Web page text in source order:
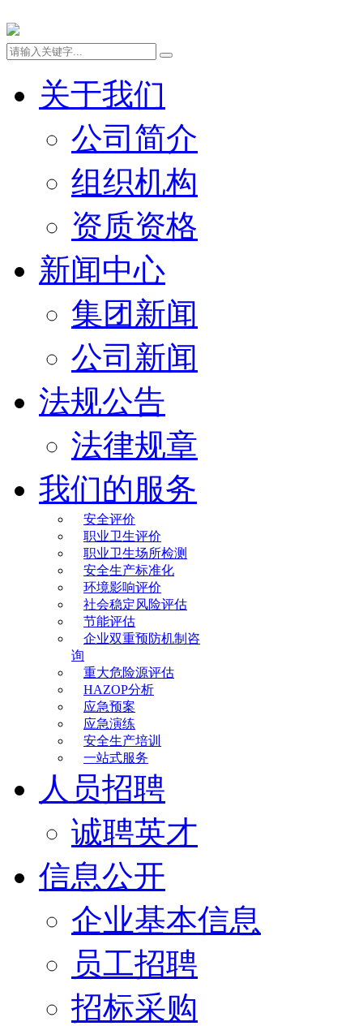
关于我们
公司简介
组织机构
资质资格
新闻中心
集团新闻
公司新闻
法规公告
法律规章
我们的服务
安全评价
职业卫生评价
职业卫生场所检测
安全生产标准化
环境影响评价
社会稳定风险评估
节能评估
企业双重预防机制咨
询
重大危险源评估
HAZOP分析
应急预案
应急演练
安全生产培训
一站式服务
人员招聘
诚聘英才
信息公开
企业基本信息
员工招聘
招标采购